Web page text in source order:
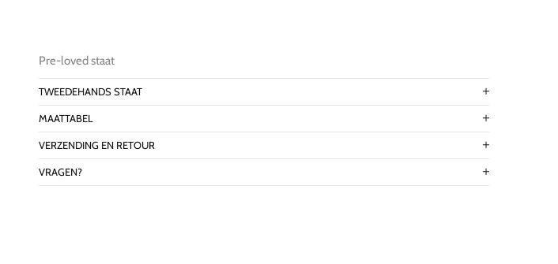
Pre-loved staat
TWEEDEHANDS STAAT
MAATTABEL
VERZENDING EN RETOUR
VRAGEN?